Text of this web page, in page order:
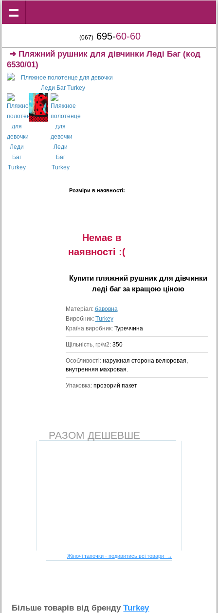
(067) 695-60-60
➜ Пляжний рушник для дівчинки Леді Баг (код
6530/01)
Розміри в наявності:
Немає в
наявностi :(
Купити пляжний рушник для дівчинки
леді багза кращою ціною
Матеріал: бавовна
Виробник: Turkey
Країна виробник: Туреччина
Щільність, гр/м2: 350
Особливості: наружная сторона велюровая,
внутренняя махровая.
Упаковка: прозорий пакет
РАЗОМ ДЕШЕВШЕ
Жіночі тапочки - подивитись всі товари →
Бiльше товарiв вiд брендуTurkey